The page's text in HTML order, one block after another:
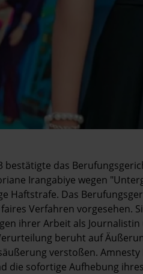
bestätigte das
Irangabiye wegen
Haftstrafe. Das
Verfahren vorgesehen.
ihrer Arbeit als
beruht auf
verstoßen.
die sofortige Aufhebung